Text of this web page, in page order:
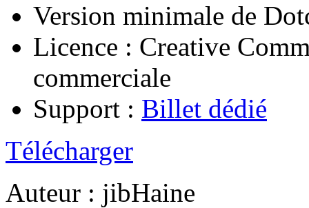
Version minimale de
Licence : Creative
commerciale
Support : Billet dédié
Télécharger
Auteur : jibHaine